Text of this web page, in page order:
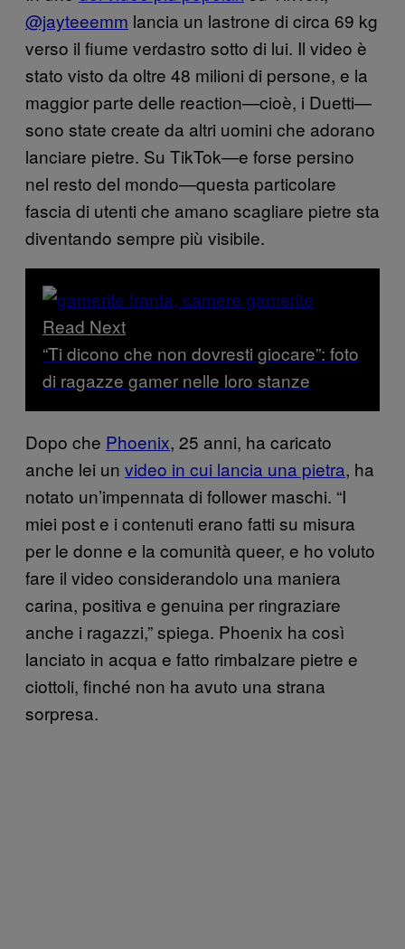
@jayteeemm lancia un lastrone di circa 69 kg
verso il fiume verdastro sotto di lui. Il video è
stato visto da oltre 48 milioni di persone, e la
maggior parte delle reaction—cioè, i Duetti—
sono state create da altri uomini che adorano
lanciare pietre. Su TikTok—e forse persino
nel resto del mondo—questa particolare
fascia di utenti che amano scagliare pietre sta
diventando sempre più visibile.
Read Next
“Ti dicono che non dovresti giocare”: foto
di ragazze gamer nelle loro stanze
Dopo che Phoenix, 25 anni, ha caricato
anche lei un video in cui lancia una pietra, ha
notato un’impennata di follower maschi. “I
miei post e i contenuti erano fatti su misura
per le donne e la comunità queer, e ho voluto
fare il video considerandolo una maniera
carina, positiva e genuina per ringraziare
anche i ragazzi,” spiega. Phoenix ha così
lanciato in acqua e fatto rimbalzare pietre e
ciottoli, finché non ha avuto una strana
sorpresa.